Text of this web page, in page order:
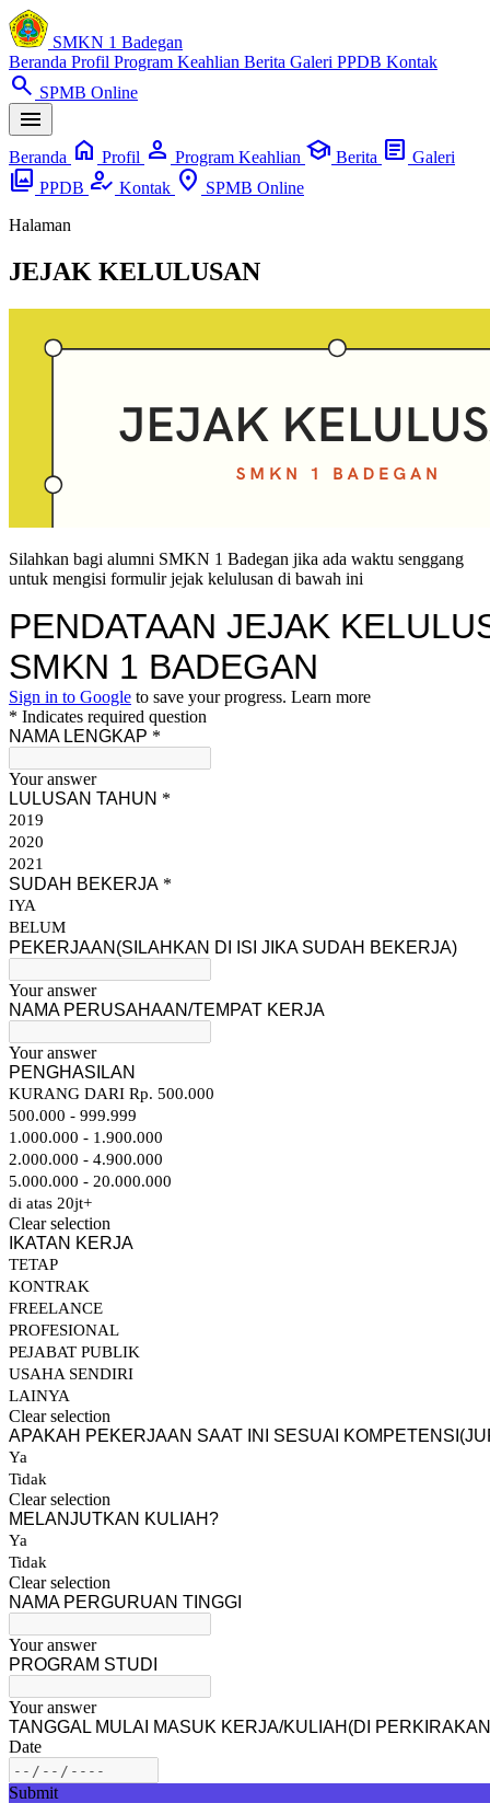
SMKN 1 Badegan
Beranda Profil Program Keahlian Berita Galeri PPDB Kontak
search SPMB Online
menu
Beranda home Profil person Program Keahlian school Berita article Galeri
photo_library PPDB how_to_reg Kontak location_on SPMB Online
Halaman
JEJAK KELULUSAN
Silahkan bagi alumni SMKN 1 Badegan jika ada waktu senggang
untuk mengisi formulir jejak kelulusan di bawah ini